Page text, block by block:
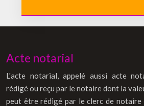
Acte notarial
L'acte notarial, appelé aussi acte
rédigé ou reçu par le notaire dont la
peut être rédigé par le clerc de notaire